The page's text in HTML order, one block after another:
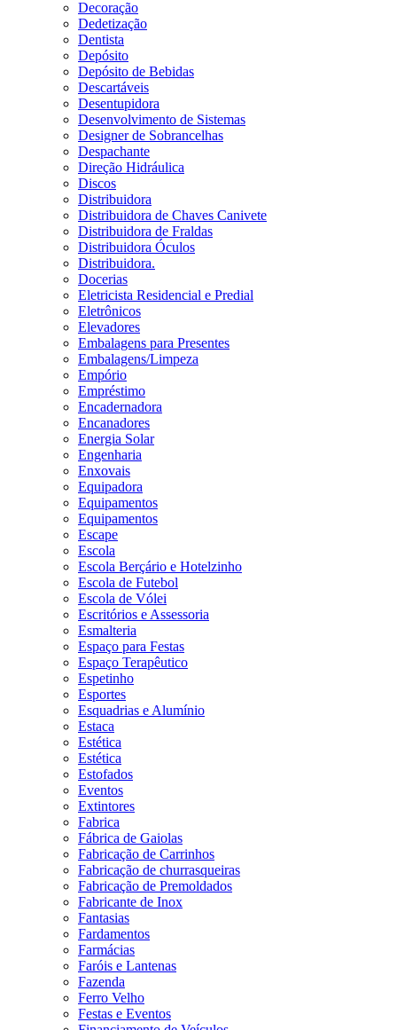
Decoração
Dedetização
Dentista
Depósito
Depósito de Bebidas
Descartáveis
Desentupidora
Desenvolvimento de Sistemas
Designer de Sobrancelhas
Despachante
Direção Hidráulica
Discos
Distribuidora
Distribuidora de Chaves Canivete
Distribuidora de Fraldas
Distribuidora Óculos
Distribuidora.
Docerias
Eletricista Residencial e Predial
Eletrônicos
Elevadores
Embalagens para Presentes
Embalagens/Limpeza
Empório
Empréstimo
Encadernadora
Encanadores
Energia Solar
Engenharia
Enxovais
Equipadora
Equipamentos
Equipamentos
Escape
Escola
Escola Berçário e Hotelzinho
Escola de Futebol
Escola de Vólei
Escritórios e Assessoria
Esmalteria
Espaço para Festas
Espaço Terapêutico
Espetinho
Esportes
Esquadrias e Alumínio
Estaca
Estética
Estética
Estofados
Eventos
Extintores
Fabrica
Fábrica de Gaiolas
Fabricação de Carrinhos
Fabricação de churrasqueiras
Fabricação de Premoldados
Fabricante de Inox
Fantasias
Fardamentos
Farmácias
Faróis e Lantenas
Fazenda
Ferro Velho
Festas e Eventos